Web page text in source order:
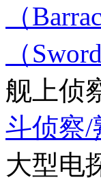
（
（
舰上侦
斗侦察/
大型电